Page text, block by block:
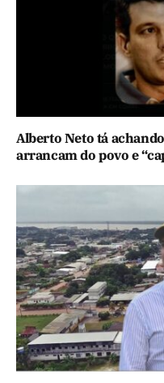
Alberto Neto tá
arrancam do povo e